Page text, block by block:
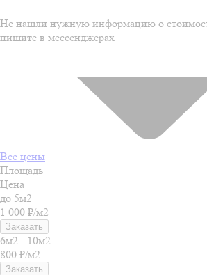
Не нашли нужную информацию о
пишите в мессенджерах
Все цены
Площадь
Цена
до 5м2
1 000 ₽/м2
Заказать
6м2 - 10м2
800 ₽/м2
Заказать